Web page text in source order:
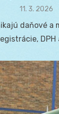
Posted
11. 3. 2026
daňové a